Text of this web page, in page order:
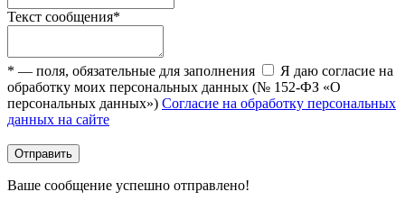
Текст сообщения*
* — поля, обязательные для заполнения
Я даю согласие на
обработку моих персональных данных (№ 152-ФЗ «О
персональных данных») Согласие на обработку персональных
данных на сайте
Ваше сообщение успешно отправлено!